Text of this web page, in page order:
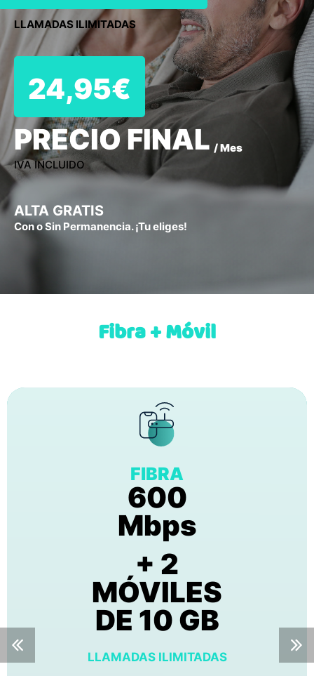
LLAMADAS ILIMITADAS
24,95€
PRECIO FINAL / Mes
IVA INCLUIDO
ALTA GRATIS
Con o Sin Permanencia. ¡Tu eliges!
Fibra + Móvil
FIBRA
600
Mbps
+ 2
MÓVILES
DE 10 GB
LLAMADAS ILIMITADAS